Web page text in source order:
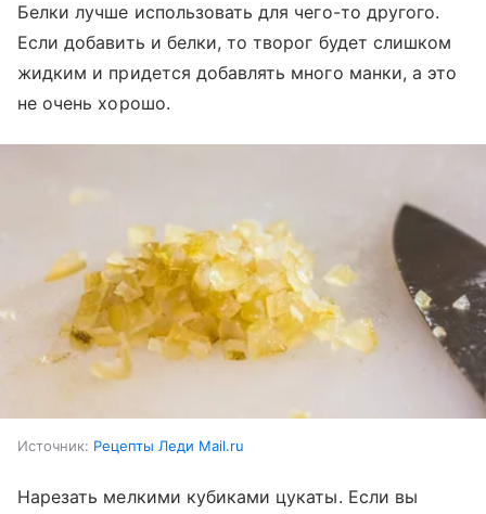
Белки лучше использовать для чего-то другого.
Если добавить и белки, то творог будет слишком
жидким и придется добавлять много манки, а это
не очень хорошо.
Источник: Рецепты Леди Mail.ru
Нарезать мелкими кубиками цукаты. Если вы